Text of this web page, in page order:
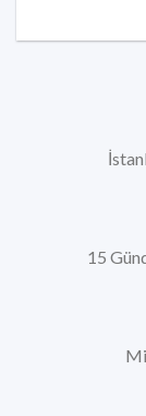
15